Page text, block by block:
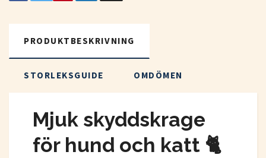
PRODUKTBESKRIVNING
STORLEKSGUIDE OMDÖMEN
Mjuk skyddskrage
för hund och katt 🐈